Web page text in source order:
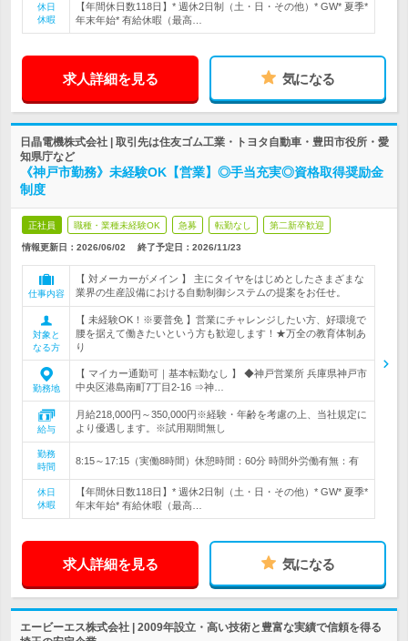
休日
休暇
【年間休日数118日】* 週休2日制（土・日・その他）* GW* 夏季*
年末年始* 有給休暇（最高…
求人詳細を見る 気になる
日晶電機株式会社 | 取引先は住友ゴム工業・トヨタ自動車・豊田市役所・愛
知県庁など
《神戸市勤務》未経験OK【営業】◎手当充実◎資格取得奨励金
制度
正社員 職種・業種未経験OK 急募 転勤なし 第二新卒歓迎
情報更新日：2026/06/02 終了予定日： 2026/11/23
仕事内容
【 対メーカーがメイン 】 主にタイヤをはじめとしたさまざまな
業界の生産設備における自動制御システムの提案をお任せ。
対象と
なる方
【 未経験OK！※要普免 】営業にチャレンジしたい方、好環境で
腰を据えて働きたいという方も歓迎します！★万全の教育体制あ
り
勤務地
【 マイカー通勤可｜基本転勤なし 】 ◆神戸営業所 兵庫県神戸市
中央区港島南町7丁目2-16 ⇒神…
給与
月給218,000円～350,000円※経験・年齢を考慮の上、当社規定に
より優遇します。※試用期間無し
勤務
時間
8:15～17:15（実働8時間）休憩時間：60分 時間外労働有無：有
休日
休暇
【年間休日数118日】* 週休2日制（土・日・その他）* GW* 夏季*
年末年始* 有給休暇（最高…
求人詳細を見る 気になる
エービーエス株式会社 | 2009年設立・高い技術と豊富な実績で信頼を得る